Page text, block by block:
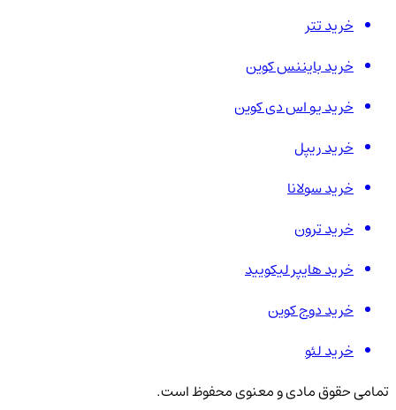
خرید تتر
خرید بایننس کوین
خرید یو اس دی کوین
خرید ریپل
خرید سولانا
خرید ترون
خرید هایپر لیکویید
خرید دوج کوین
خرید لئو
تمامی حقوق مادی و معنوی محفوظ است.